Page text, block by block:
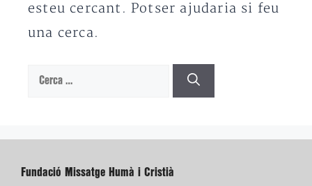
esteu cercant. Potser ajudaria si feu
una cerca.
Cerca:
Fundació Missatge Humà i Cristià